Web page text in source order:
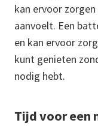
kan ervoor
aanvoelt. Een
en kan ervoor
kunt genieten
nodig hebt.
Tijd voor een